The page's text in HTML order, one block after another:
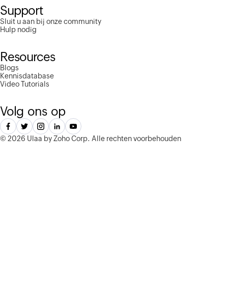
Support
Sluit u aan bij onze community
Hulp nodig
Resources
Blogs
Kennisdatabase
Video Tutorials
Volg ons op
© 2026 Ulaa by Zoho Corp. Alle rechten voorbehouden